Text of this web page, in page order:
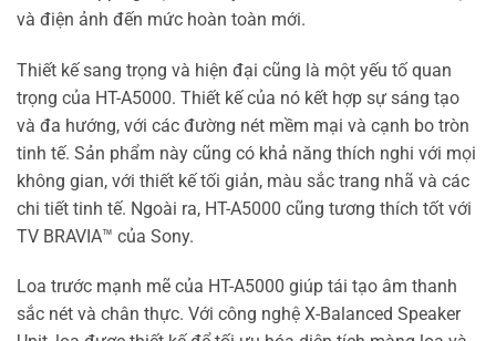
và điện ảnh đến mức hoàn toàn mới.
Thiết kế sang trọng và hiện đại cũng là một yếu tố quan
trọng của HT-A5000. Thiết kế của nó kết hợp sự sáng tạo
và đa hướng, với các đường nét mềm mại và cạnh bo tròn
tinh tế. Sản phẩm này cũng có khả năng thích nghi với mọi
không gian, với thiết kế tối giản, màu sắc trang nhã và các
chi tiết tinh tế. Ngoài ra, HT-A5000 cũng tương thích tốt với
TV BRAVIA™ của Sony.
Loa trước mạnh mẽ của HT-A5000 giúp tái tạo âm thanh
sắc nét và chân thực. Với công nghệ X-Balanced Speaker